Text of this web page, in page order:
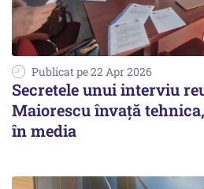
Publicat pe 22 Apr 2026
Secretele unui interviu
Maiorescu învață
în media